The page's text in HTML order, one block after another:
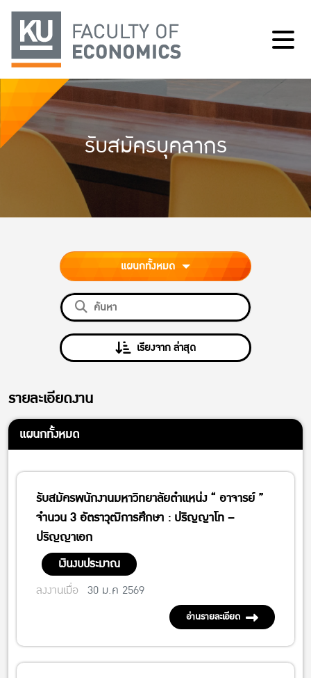
รับสมัครบุคลากร
แผนกทั้งหมด
เรียงจาก ล่าสุด
รายละเอียดงาน
แผนกทั้งหมด
รับสมัครพนักงานมหาวิทยาลัยตำแหน่ง “ อาจารย์ ”
จำนวน 3 อัตราวุฒิการศึกษา : ปริญญาโท –
ปริญญาเอก
เงินงบประมาณ
ลงงานเมื่อ 30 ม.ค 2569
อ่านรายละเอียด